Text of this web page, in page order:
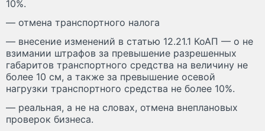
10%.
— отмена транспортного налога
— внесение изменений в статью 12.21.1 КоАП — о не
взимании штрафов за превышение разрешенных
габаритов транспортного средства на величину не
более 10 см, а также за превышение осевой
нагрузки транспортного средства не более 10%.
— реальная, а не на словах, отмена внеплановых
проверок бизнеса.